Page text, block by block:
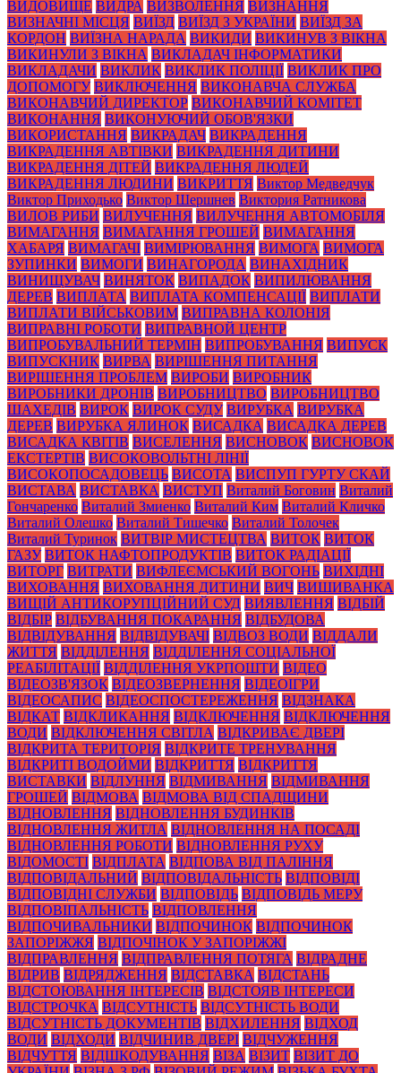
ВИДОВИЩЕ ВИДРА ВИЗВОЛЕННЯ ВИЗНАННЯ
ВИЗНАЧНІ МІСЦЯ ВИЇЗД ВИЇЗД З УКРАЇНИ ВИЇЗД ЗА
КОРДОН ВИЇЗНА НАРАДА ВИКИДИ ВИКИНУВ З ВІКНА
ВИКИНУЛИ З ВІКНА ВИКЛАДАЧ ІНФОРМАТИКИ
ВИКЛАДАЧИ ВИКЛИК ВИКЛИК ПОЛІЦІЇ ВИКЛИК ПРО
ДОПОМОГУ ВИКЛЮЧЕННЯ ВИКОНАВЧА СЛУЖБА
ВИКОНАВЧИЙ ДИРЕКТОР ВИКОНАВЧИЙ КОМІТЕТ
ВИКОНАННЯ ВИКОНУЮЧИЙ ОБОВ'ЯЗКИ
ВИКОРИСТАННЯ ВИКРАДАЧ ВИКРАДЕННЯ
ВИКРАДЕННЯ АВТІВКИ ВИКРАДЕННЯ ДИТИНИ
ВИКРАДЕННЯ ДІТЕЙ ВИКРАДЕННЯ ЛЮДЕЙ
ВИКРАДЕННЯ ЛЮДИНИ ВИКРИТТЯ Виктор Медведчук
Виктор Приходько Виктор Шершнев Виктория Ратникова
ВИЛОВ РИБИ ВИЛУЧЕННЯ ВИЛУЧЕННЯ АВТОМОБІЛЯ
ВИМАГАННЯ ВИМАГАННЯ ГРОШЕЙ ВИМАГАННЯ
ХАБАРЯ ВИМАГАЧІ ВИМІРЮВАННЯ ВИМОГА ВИМОГА
ЗУПИНКИ ВИМОГИ ВИНАГОРОДА ВИНАХІДНИК
ВИНИЩУВАЧ ВИНЯТОК ВИПАДОК ВИПИЛЮВАННЯ
ДЕРЕВ ВИПЛАТА ВИПЛАТА КОМПЕНСАЦІЇ ВИПЛАТИ
ВИПЛАТИ ВІЙСЬКОВИМ ВИПРАВНА КОЛОНІЯ
ВИПРАВНІ РОБОТИ ВИПРАВНОЙ ЦЕНТР
ВИПРОБУВАЛЬНИЙ ТЕРМІН ВИПРОБУВАННЯ ВИПУСК
ВИПУСКНИК ВИРВА ВИРІШЕННЯ ПИТАННЯ
ВИРІШЕННЯ ПРОБЛЕМ ВИРОБИ ВИРОБНИК
ВИРОБНИКИ ДРОНІВ ВИРОБНИЦТВО ВИРОБНИЦТВО
ШАХЕДІВ ВИРОК ВИРОК СУДУ ВИРУБКА ВИРУБКА
ДЕРЕВ ВИРУБКА ЯЛИНОК ВИСАДКА ВИСАДКА ДЕРЕВ
ВИСАДКА КВІТІВ ВИСЕЛЕННЯ ВИСНОВОК ВИСНОВОК
ЕКСТЕРТІВ ВИСОКОВОЛЬТНІ ЛІНІЇ
ВИСОКОПОСАДОВЕЦЬ ВИСОТА ВИСПУП ГУРТУ СКАЙ
ВИСТАВА ВИСТАВКА ВИСТУП Виталий Боговин Виталий
Гончаренко Виталий Змиенко Виталий Ким Виталий Кличко
Виталий Олешко Виталий Тишечко Виталий Толочек
Виталий Туринок ВИТВІР МИСТЕЦТВА ВИТОК ВИТОК
ГАЗУ ВИТОК НАФТОПРОДУКТІВ ВИТОК РАДІАЦІЇ
ВИТОРГ ВИТРАТИ ВИФЛЕЄМСЬКИЙ ВОГОНЬ ВИХІДНІ
ВИХОВАННЯ ВИХОВАННЯ ДИТИНИ ВИЧ ВИШИВАНКА
ВИЩІЙ АНТИКОРУПЦІЙНИЙ СУД ВИЯВЛЕННЯ ВІДБІЙ
ВІДБІР ВІДБУВАННЯ ПОКАРАННЯ ВІДБУДОВА
ВІДВІДУВАННЯ ВІДВІДУВАЧІ ВІДВОЗ ВОДИ ВІДДАЛИ
ЖИТТЯ ВІДДІЛЕННЯ ВІДДІЛЕННЯ СОЦІАЛЬНОЇ
РЕАБІЛІТАЦІЇ ВІДДІЛЕННЯ УКРПОШТИ ВІДЕО
ВІДЕОЗВ'ЯЗОК ВІДЕОЗВЕРНЕННЯ ВІДЕОІГРИ
ВІДЕОСАПИС ВІДЕОСПОСТЕРЕЖЕННЯ ВІДЗНАКА
ВІДКАТ ВІДКЛИКАННЯ ВІДКЛЮЧЕННЯ ВІДКЛЮЧЕННЯ
ВОДИ ВІДКЛЮЧЕННЯ СВІТЛА ВІДКРИВАЄ ДВЕРІ
ВІДКРИТА ТЕРИТОРІЯ ВІДКРИТЕ ТРЕНУВАННЯ
ВІДКРИТІ ВОДОЙМИ ВІДКРИТТЯ ВІДКРИТТЯ
ВИСТАВКИ ВІДЛУННЯ ВІДМИВАННЯ ВІДМИВАННЯ
ГРОШЕЙ ВІДМОВА ВІДМОВА ВІД СПАДЩИНИ
ВІДНОВЛЕННЯ ВІДНОВЛЕННЯ БУДИНКІВ
ВІДНОВЛЕННЯ ЖИТЛА ВІДНОВЛЕННЯ НА ПОСАДІ
ВІДНОВЛЕННЯ РОБОТИ ВІДНОВЛЕННЯ РУХУ
ВІДОМОСТІ ВІДПЛАТА ВІДПОВА ВІД ПАЛІННЯ
ВІДПОВІДАЛЬНИЙ ВІДПОВІДАЛЬНІСТЬ ВІДПОВІДІ
ВІДПОВІДНІ СЛУЖБИ ВІДПОВІДЬ ВІДПОВІДЬ МЕРУ
ВІДПОВІПАЛЬНІСТЬ ВІДПОВЛЕННЯ
ВІДПОЧИВАЛЬНИКИ ВІДПОЧИНОК ВІДПОЧИНОК
ЗАПОРІЖЖЯ ВІДПОЧІНОК У ЗАПОРІЖЖІ
ВІДПРАВЛЕННЯ ВІДПРАВЛЕННЯ ПОТЯГА ВІДРАДНЕ
ВІДРИВ ВІДРЯДЖЕННЯ ВІДСТАВКА ВІДСТАНЬ
ВІДСТОЮВАННЯ ІНТЕРЕСІВ ВІДСТОЯВ ІНТЕРЕСИ
ВІДСТРОЧКА ВІДСУТНІСТЬ ВІДСУТНІСТЬ ВОДИ
ВІДСУТНІСТЬ ДОКУМЕНТІВ ВІДХИЛЕННЯ ВІДХОД
ВОДИ ВІДХОДИ ВІДЧИНИВ ДВЕРІ ВІДЧУЖЕННЯ
ВІДЧУТТЯ ВІДШКОДУВАННЯ ВІЗА ВІЗИТ ВІЗИТ ДО